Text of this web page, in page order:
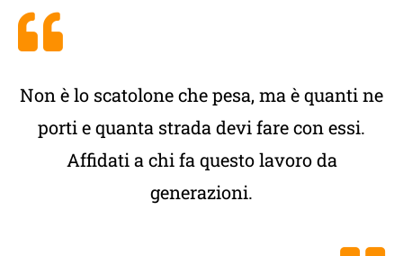
Non è lo scatolone che pesa, ma è quanti ne
porti e quanta strada devi fare con essi.
Affidati a chi fa questo lavoro da
generazioni.